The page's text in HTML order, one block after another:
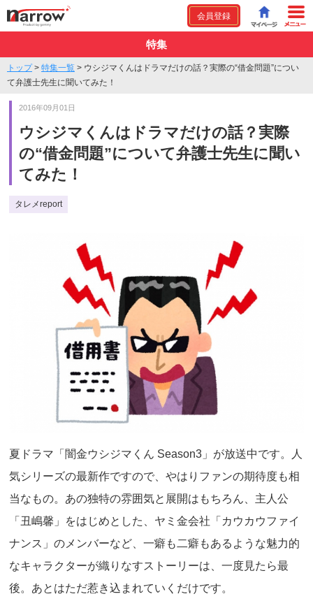
会員登録
特集
トップ> 特集一覧 > ウシジマくんはドラマだけの話？実際の“借金問題”につい
て弁護士先生に聞いてみた！
2016年09月01日
ウシジマくんはドラマだけの話？実際
の“借金問題”について弁護士先生に聞い
てみた！
タレメreport
夏ドラマ「闇金ウシジマくん Season3」が放送中です。人
気シリーズの最新作ですので、やはりファンの期待度も相
当なもの。あの独特の雰囲気と展開はもちろん、主人公
「丑嶋馨」をはじめとした、ヤミ金会社「カウカウファイ
ナンス」のメンバーなど、一癖も二癖もあるような魅力的
なキャラクターが織りなすストーリーは、一度見たら最
後。あとはただ惹き込まれていくだけです。